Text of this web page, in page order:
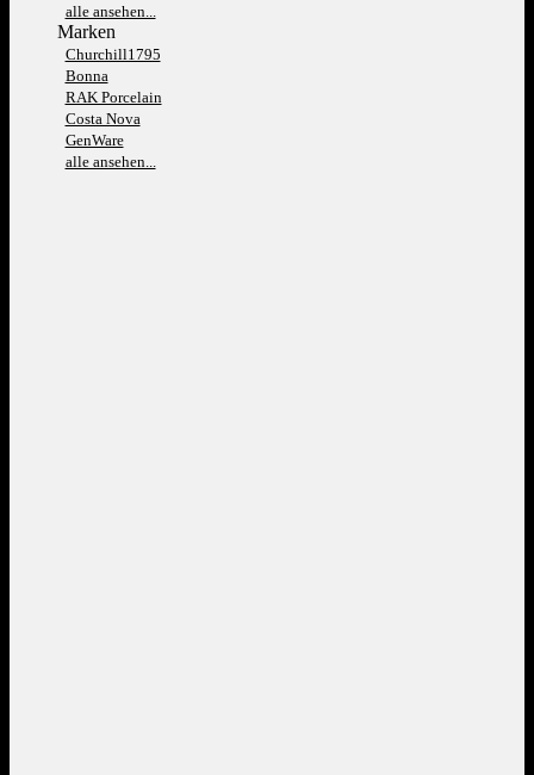
alle ansehen...
Marken
Churchill1795
Bonna
RAK Porcelain
Costa Nova
GenWare
alle ansehen...